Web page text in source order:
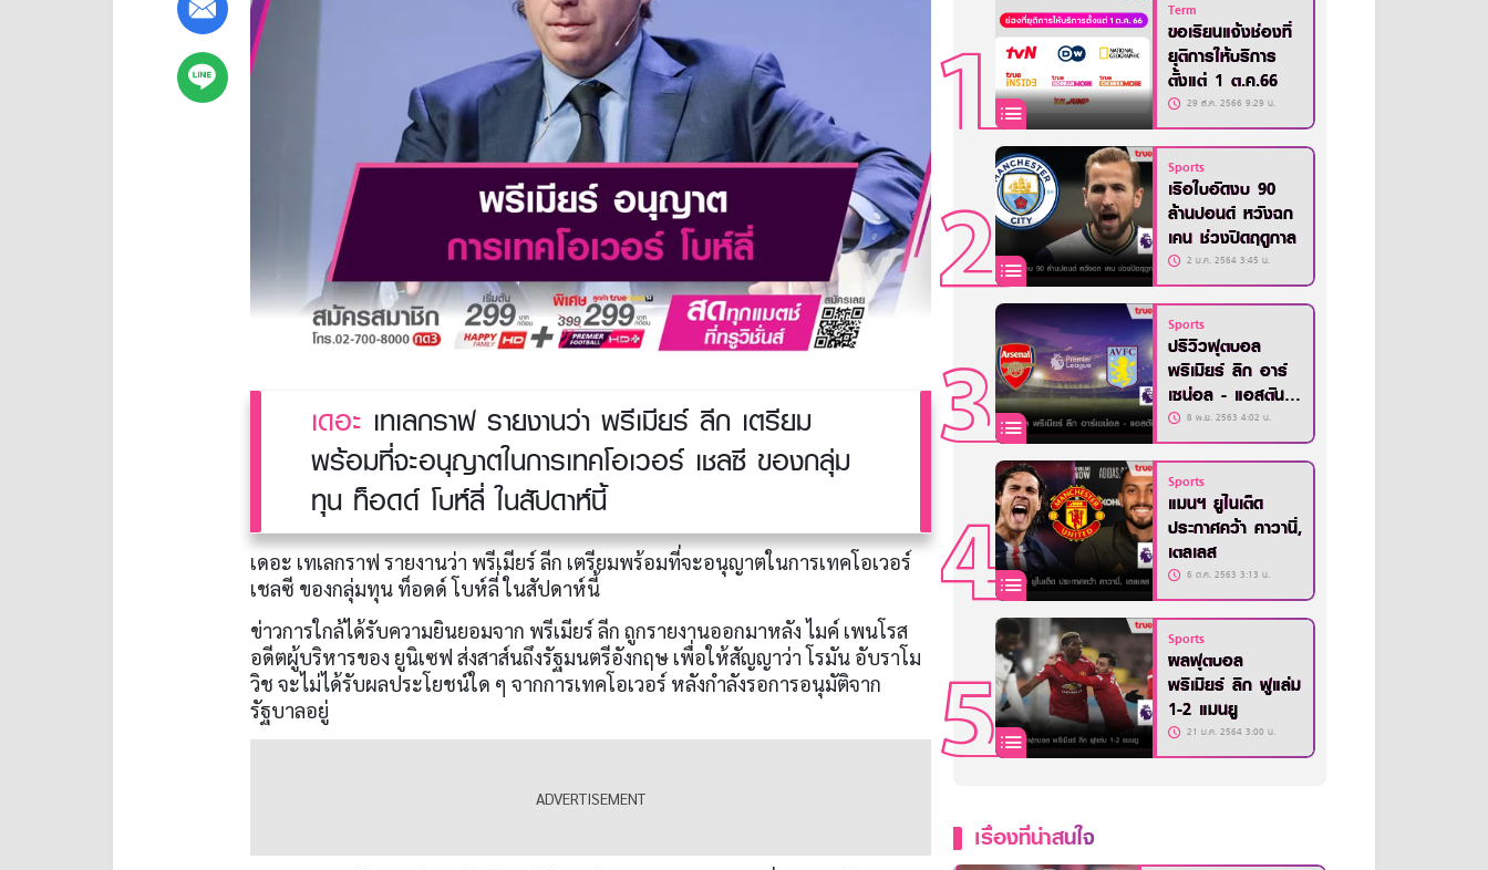
เดอะ เทเลกราฟ รายงานว่า พรีเมียร์ ลีก เตรียม
พร้อมที่จะอนุญาตในการเทคโอเวอร์ เชลซี ของกลุ่ม
ทุน ท็อดด์ โบห์ลี่ ในสัปดาห์นี้
เดอะ เทเลกราฟ รายงานว่า พรีเมียร์ ลีก เตรียมพร้อมที่จะอนุญาตในการเทคโอเวอร์
เชลซี ของกลุ่มทุน ท็อดด์ โบห์ลี่ ในสัปดาห์นี้
ข่าวการใกล้ได้รับความยินยอมจาก พรีเมียร์ ลีก ถูกรายงานออกมาหลัง ไมค์ เพนโรส
อดีตผู้บริหารของ ยูนิเซฟ ส่งสาส์นถึงรัฐมนตรีอังกฤษ เพื่อให้สัญญาว่า โรมัน อับราโม
วิช จะไม่ได้รับผลประโยชน์ใด ๆ จากการเทคโอเวอร์ หลังกำลังรอการอนุมัติจาก
รัฐบาลอยู่
Term
ขอเรียนแจ้งช่องที่
ยุติการให้บริการ
ตั้งแต่ 1 ต.ค.66
29 ส.ค. 2566 9:29 น.
Sports
เรือใบอัดงบ 90
ล้านปอนด์ หวังฉก
เคน ช่วงปิดฤดูกาล
2 ม.ค. 2564 3:45 น.
Sports
ปรีวิวฟุตบอล
พรีเมียร์ ลีก อาร์
เซน่อล - แอสตัน
วิลล่า8 พ.ย. 2563 4:02 น.
Sports
แมนฯ ยูไนเต็ด
ประกาศคว้า คาวานี่,
เตลเลส
6 ต.ค. 2563 3:13 น.
Sports
ผลฟุตบอล
พรีเมียร์ ลีก ฟูแล่ม
1-2 แมนยู
21 ม.ค. 2564 3:00 น.
เรื่องที่น่าสนใจ